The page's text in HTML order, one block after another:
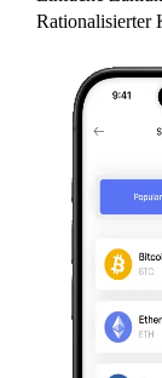
Rationalisierter